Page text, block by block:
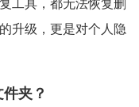
工具，都无法恢复删
升级，更是对个人隐
夹？